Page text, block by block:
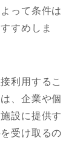
って条件は
すめしま
利用するこ
、企業や個
設に提供す
受け取るの